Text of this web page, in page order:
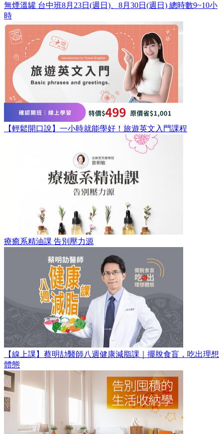
無煙溫罐 台中班8月23日(週日)、8月30日(週日) 總時數9~10小
時
【輕鬆開口說】一小時就能學好！旅遊英文入門課程
療癒系精油課 告別壓力源
【線上課】蔡明劼醫師八週健康減脂課｜擺脫食盲，吃出理想
體態